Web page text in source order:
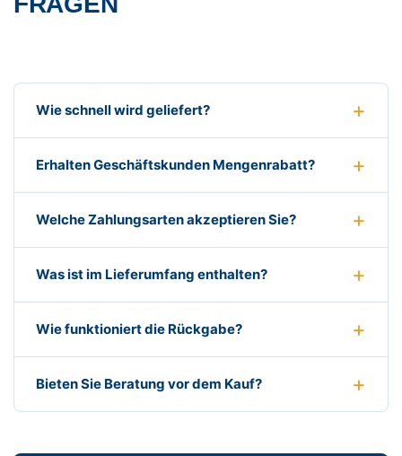
Wie schnell wird geliefert?
Erhalten Geschäftskunden Mengenrabatt?
Welche Zahlungsarten akzeptieren Sie?
Was ist im Lieferumfang enthalten?
Wie funktioniert die Rückgabe?
Bieten Sie Beratung vor dem Kauf?